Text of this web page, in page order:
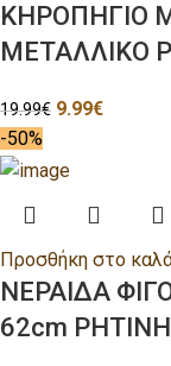
ΚΗΡΟΠΗΓΙΟ
ΜΕΤΑΛΛΙΚΟ
19.99€ 9.99€
-50%
Προσθήκη στο
ΝΕΡΑΙΔΑ
62cm ΡΗΤΙΝΗ